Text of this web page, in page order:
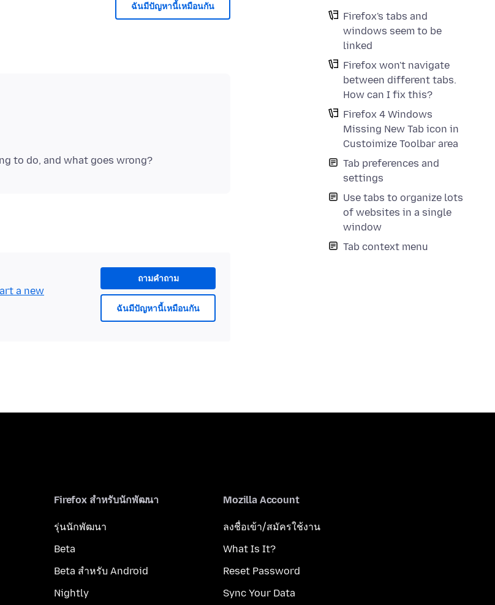
Firefox's tabs and
windows seem to be
linked
Firefox won't navigate
between different tabs.
How can I fix this?
Firefox 4 Windows
Missing New Tab icon in
Custoimize Toolbar area
Tab preferences and
settings
Use tabs to organize lots
of websites in a single
window
Tab context menu
ฉันมีปัญหานี้เหมือนกัน
ถามคำถาม
ฉันมีปัญหานี้เหมือนกัน
a new
Firefox สำหรับนักพัฒนา
รุ่นนักพัฒนา
Beta
Beta สำหรับ Android
Nightly
Mozilla Account
ลงชื่อเข้า/สมัครใช้งาน
What Is It?
Reset Password
Sync Your Data